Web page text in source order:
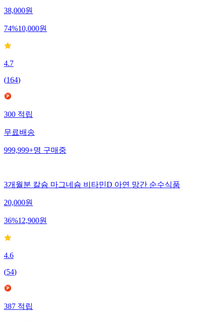
38,000원
74%10,000원
4.7
(164)
300적립
무료배송
999,999+명구매중
3개월분 칼슘 마그네슘 비타민D 아연 망간 순수식품
20,000원
36%12,900원
4.6
(54)
387적립